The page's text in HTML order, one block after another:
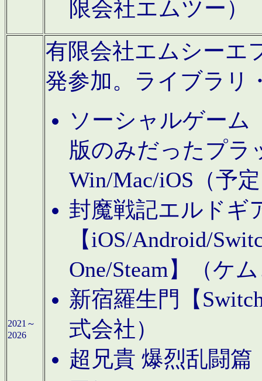
限会社エムツー）
2021～
2026
有限会社エムシーエ
発参加。ライブラリ
ソーシャルゲーム
版のみだったプラ
Win/Mac/iOS（予
封魔戦記エルドギ
【iOS/Android/
One/Steam】（ケ
新宿羅生門【
式会社）
超兄貴 爆烈乱闘篇